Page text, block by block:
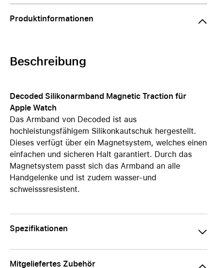
Produktinformationen
Beschreibung
Decoded Silikonarmband Magnetic Traction für
Apple Watch
Das Armband von Decoded ist aus
hochleistungsfähigem Silikonkautschuk hergestellt.
Dieses verfügt über ein Magnetsystem, welches einen
einfachen und sicheren Halt garantiert. Durch das
Magnetsystem passt sich das Armband an alle
Handgelenke und ist zudem wasser-und
schweisssresistent.
Spezifikationen
Mitgeliefertes Zubehör